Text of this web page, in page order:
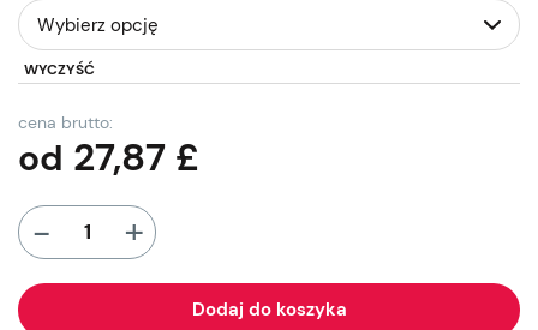
WYCZYŚĆ
cena brutto:
od 27,87 £
- +
Dodaj do koszyka